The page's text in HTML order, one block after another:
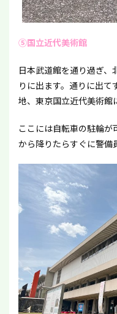
⑤国立近代美術館
日本武道館を通り過ぎ
りに出ます。通りに出
地、東京国立近代美術館
ここには自転車の駐輪が
から降りたらすぐに警備